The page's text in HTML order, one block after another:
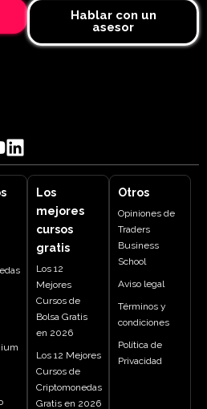
Hablar con un
asesor
Los
mejores
cursos
gratis
Los 12
Mejores
Cursos de
Bolsa Gratis
en 2026
Los 12 Mejores
Cursos de
Criptomonedas
Gratis en 2026
Otros
Opiniones de
Traders
Business
School
Aviso legal
Términos y
condiciones
Política de
Privacidad